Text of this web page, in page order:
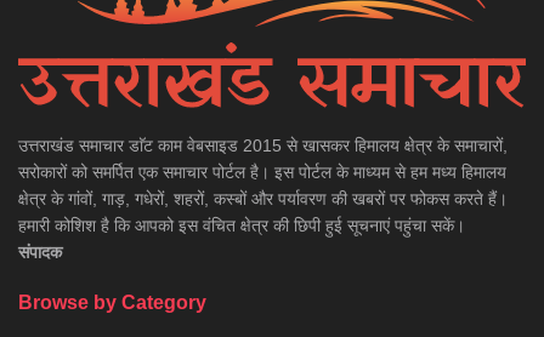
उत्तराखंड समाचार डाॅट काम वेबसाइड 2015 से खासकर हिमालय क्षेत्र के समाचारों,
सरोकारों को समर्पित एक समाचार पोर्टल है। इस पोर्टल के माध्यम से हम मध्य हिमालय
क्षेत्र के गांवों, गाड़, गधेरों, शहरों, कस्बों और पर्यावरण की खबरों पर फोकस करते हैं।
हमारी कोशिश है कि आपको इस वंचित क्षेत्र की छिपी हुई सूचनाएं पहुंचा सकें।
संपादक
Browse by Category